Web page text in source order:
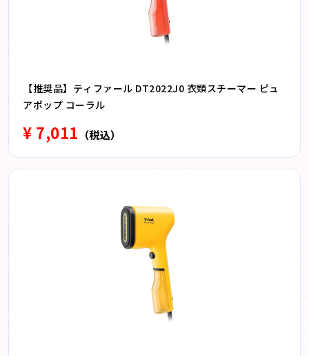
【推奨品】ティファール DT2022J0 衣類スチーマー ピュ
アポップ コーラル
¥ 7,011 （税込）